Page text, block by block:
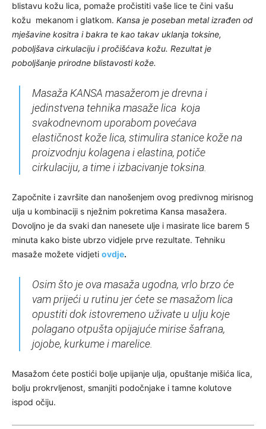
blistavu kožu lica, pomaže pročistiti vaše lice te čini vašu
kožu mekanom i glatkom. Kansa je poseban metal izrađen od
mješavine kositra i bakra te kao takav uklanja toksine,
poboljšava cirkulaciju i pročišćava kožu. Rezultat je
poboljšanje prirodne blistavosti kože.
Masaža KANSA masažerom je drevna i
jedinstvena tehnika masaže lica koja
svakodnevnom uporabom povećava
elastičnost kože lica, stimulira stanice kože na
proizvodnju kolagena i elastina, potiče
cirkulaciju, a time i izbacivanje toksina.
Započnite i završite dan nanošenjem ovog predivnog mirisnog
ulja u kombinaciji s nježnim pokretima Kansa masažera.
Dovoljno je da svaki dan nanesete ulje i masirate lice barem 5
minuta kako biste ubrzo vidjele prve rezultate. Tehniku
masaže možete vidjeti ovdje.
Osim što je ova masaža ugodna, vrlo brzo će
vam prijeći u rutinu jer ćete se masažom lica
opustiti dok istovremeno uživate u ulju koje
polagano otpušta opijajuće mirise šafrana,
jojobe, kurkume i marelice.
Masažom ćete postići bolje upijanje ulja, opuštanje mišića lica,
bolju prokrvljenost, smanjiti podočnjake i tamne kolutove
ispod očiju.